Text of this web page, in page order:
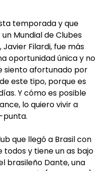
temporada y que
Mundial de Clubes
Filardi, fue más
oportunidad única y no
siento afortunado por
este tipo, porque es
Y cómo es posible
lo quiero vivir a
punta.
que llegó a Brasil con
todos y tiene un as bajo
brasileño Dante, una